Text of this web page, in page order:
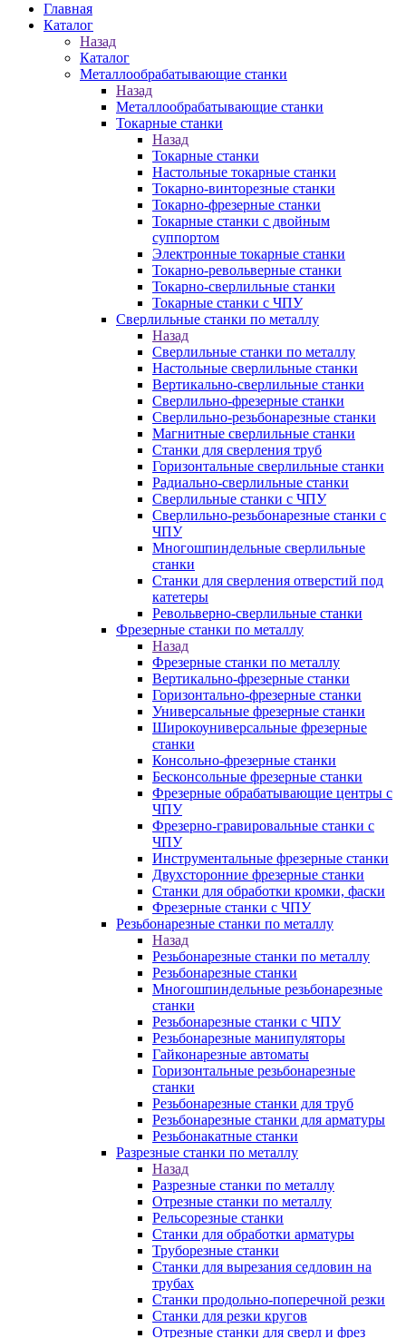
Главная
Каталог
Назад
Каталог
Металлообрабатывающие станки
Назад
Металлообрабатывающие станки
Токарные станки
Назад
Токарные станки
Настольные токарные станки
Токарно-винторезные станки
Токарно-фрезерные станки
Токарные станки с двойным
суппортом
Электронные токарные станки
Токарно-револьверные станки
Токарно-сверлильные станки
Токарные станки с ЧПУ
Сверлильные станки по металлу
Назад
Сверлильные станки по металлу
Настольные сверлильные станки
Вертикально-сверлильные станки
Сверлильно-фрезерные станки
Сверлильно-резьбонарезные станки
Магнитные сверлильные станки
Станки для сверления труб
Горизонтальные сверлильные станки
Радиально-сверлильные станки
Сверлильные станки с ЧПУ
Сверлильно-резьбонарезные станки с
ЧПУ
Многошпиндельные сверлильные
станки
Станки для сверления отверстий под
катетеры
Револьверно-сверлильные станки
Фрезерные станки по металлу
Назад
Фрезерные станки по металлу
Вертикально-фрезерные станки
Горизонтально-фрезерные станки
Универсальные фрезерные станки
Широкоуниверсальные фрезерные
станки
Консольно-фрезерные станки
Бесконсольные фрезерные станки
Фрезерные обрабатывающие центры с
ЧПУ
Фрезерно-гравировальные станки с
ЧПУ
Инструментальные фрезерные станки
Двухсторонние фрезерные станки
Станки для обработки кромки, фаски
Фрезерные станки с ЧПУ
Резьбонарезные станки по металлу
Назад
Резьбонарезные станки по металлу
Резьбонарезные станки
Многошпиндельные резьбонарезные
станки
Резьбонарезные станки с ЧПУ
Резьбонарезные манипуляторы
Гайконарезные автоматы
Горизонтальные резьбонарезные
станки
Резьбонарезные станки для труб
Резьбонарезные станки для арматуры
Резьбонакатные станки
Разрезные станки по металлу
Назад
Разрезные станки по металлу
Отрезные станки по металлу
Рельсорезные станки
Станки для обработки арматуры
Труборезные станки
Станки для вырезания седловин на
трубаx
Станки продольно-поперечной резки
Станки для резки кругов
Отрезные станки для сверл и фрез